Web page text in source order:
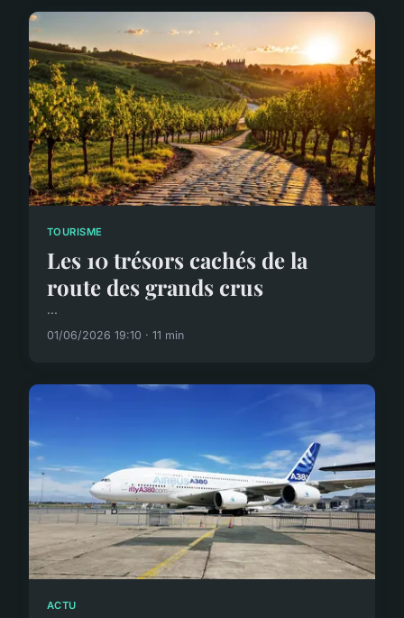
TOURISME
Les 10 trésors cachés de la
route des grands crus
...
01/06/2026 19:10 · 11 min
ACTU